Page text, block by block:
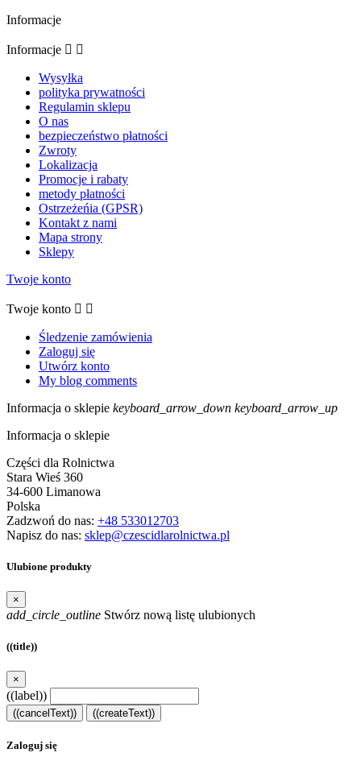
Informacje
Informacje  
Wysyłka
polityka prywatności
Regulamin sklepu
O nas
bezpieczeństwo płatności
Zwroty
Lokalizacja
Promocje i rabaty
metody płatności
Ostrzeżeńia (GPSR)
Kontakt z nami
Mapa strony
Sklepy
Twoje konto
Twoje konto  
Śledzenie zamówienia
Zaloguj się
Utwórz konto
My blog comments
Informacja o sklepie keyboard_arrow_down keyboard_arrow_up
Informacja o sklepie
Części dla Rolnictwa
Stara Wieś 360
34-600 Limanowa
Polska
Zadzwoń do nas: +48 533012703
Napisz do nas: sklep@czescidlarolnictwa.pl
Ulubione produkty
×
add_circle_outline Stwórz nową listę ulubionych
((title))
×
((label))
((cancelText)) ((createText))
Zaloguj się